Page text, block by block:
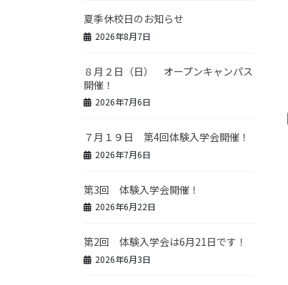
夏季休校日のお知らせ
2026年8月7日
８月２日（日） オープンキャンパス
開催！
2026年7月6日
７月１９日 第4回体験入学会開催！
2026年7月6日
第3回 体験入学会開催！
2026年6月22日
第2回 体験入学会は6月21日です！
2026年6月3日